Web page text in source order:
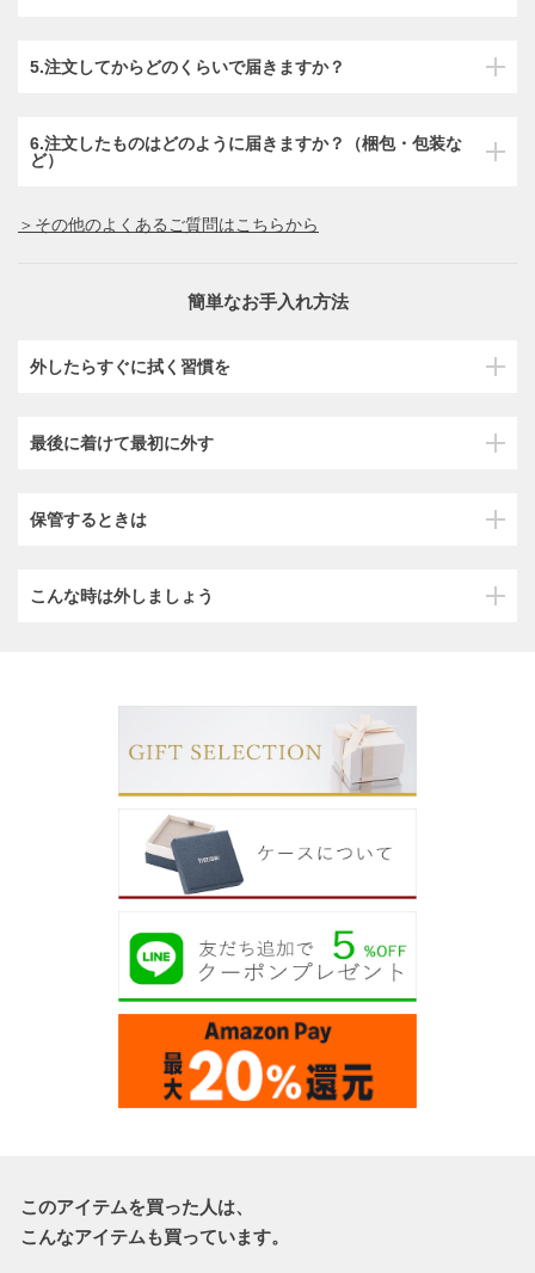
5.注文してからどのくらいで届きますか？
6.注文したものはどのように届きますか？（梱包・包装な
ど）
＞その他のよくあるご質問はこちらから
簡単なお手入れ方法
外したらすぐに拭く習慣を
最後に着けて最初に外す
保管するときは
こんな時は外しましょう
このアイテムを買った人は、
こんなアイテムも買っています。